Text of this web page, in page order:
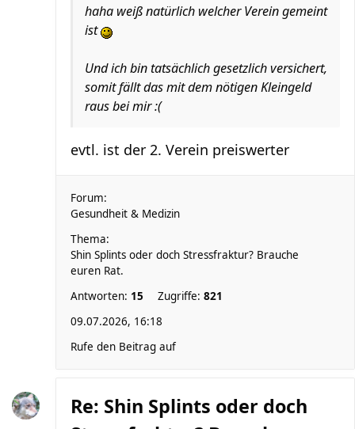
haha weiß natürlich welcher Verein gemeint
ist
Und ich bin tatsächlich gesetzlich versichert,
somit fällt das mit dem nötigen Kleingeld
raus bei mir :(
evtl. ist der 2. Verein preiswerter
Forum:
Gesundheit & Medizin
Thema:
Shin Splints oder doch Stressfraktur? Brauche
euren Rat.
Antworten: 15 Zugriffe: 821
09.07.2026, 16:18
Rufe den Beitrag auf
Re: Shin Splints oder doch